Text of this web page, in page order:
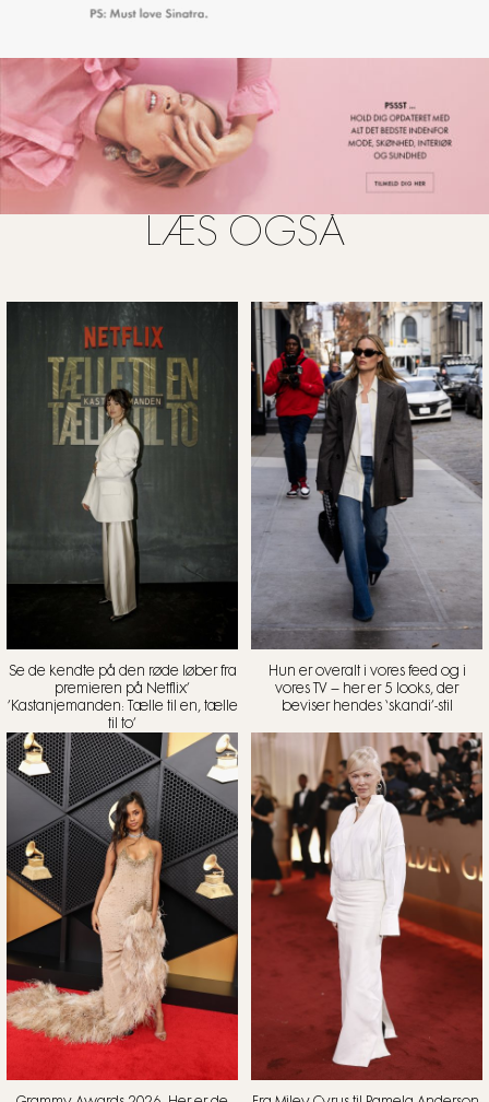
LÆS OGSÅ
Se de kendte på den røde løber fra
premieren på Netflix’
’Kastanjemanden: Tælle til en, tælle
til to’
Hun er overalt i vores feed og i
vores TV – her er 5 looks, der
beviser hendes ‘skandi’-stil